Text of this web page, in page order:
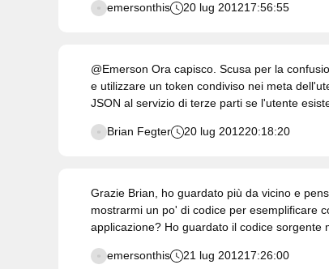
emersonthis 20 lug 201217:56:55
@Emerson Ora capisco. Scusa per la
e utilizzare un token condiviso nei meta
JSON al servizio di terze parti se l'utente
Brian Fegter 20 lug 201220:18:20
Grazie Brian, ho guardato più da vicino e
mostrarmi un po' di codice per esemplificare
applicazione? Ho guardato il codice sorgente
emersonthis 21 lug 201217:26:00